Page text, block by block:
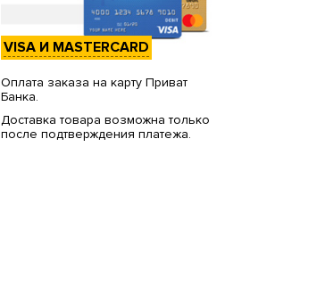
VISA И MASTERCARD
Оплата заказа на карту Приват
Банка.
Доставка товара возможна только
после подтверждения платежа.